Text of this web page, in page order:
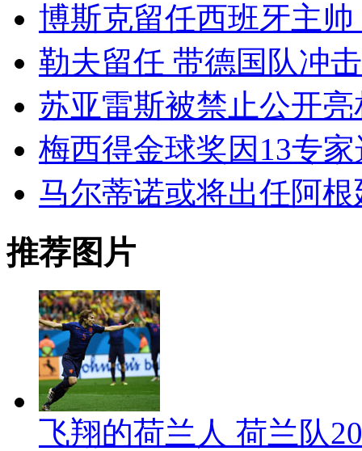
博斯克留任西班牙主
勒夫留任 带德国队冲
苏亚雷斯被禁止公开亮
梅西得金球奖因13专
马尔蒂诺或将出任阿
推荐图片
飞翔的荷兰人 荷兰队